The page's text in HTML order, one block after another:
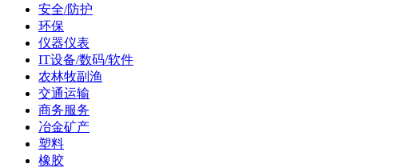
安全/防护
环保
仪器仪表
IT设备/数码/软件
农林牧副渔
交通运输
商务服务
冶金矿产
塑料
橡胶